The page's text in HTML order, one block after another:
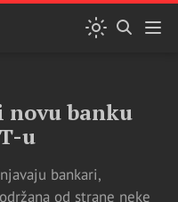
novu banku
u
bankari,
od strane neke